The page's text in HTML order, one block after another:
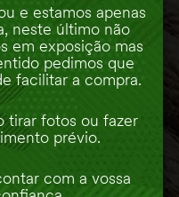
e estamos apenas
neste último não
em exposição mas
pedimos que
facilitar a compra.
tirar fotos ou fazer
prévio.
com a vossa